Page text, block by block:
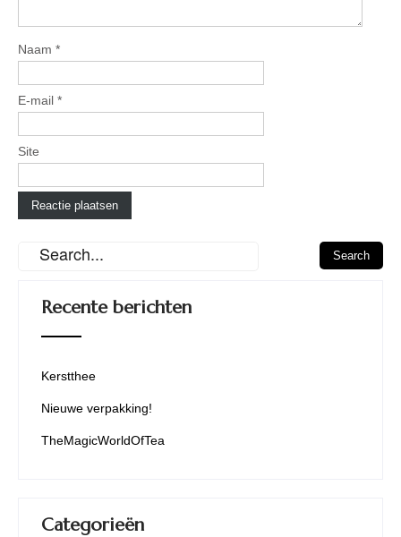
Naam *
E-mail *
Site
Recente berichten
Kerstthee
Nieuwe verpakking!
TheMagicWorldOfTea
Categorieën